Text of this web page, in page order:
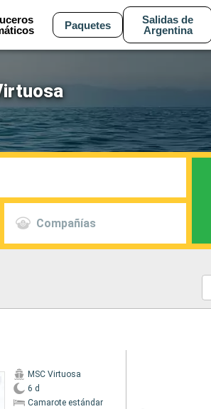
Paquetes
Salidas de
Argentina
Compañías
MSC Virtuosa
6 d
Camarote estándar